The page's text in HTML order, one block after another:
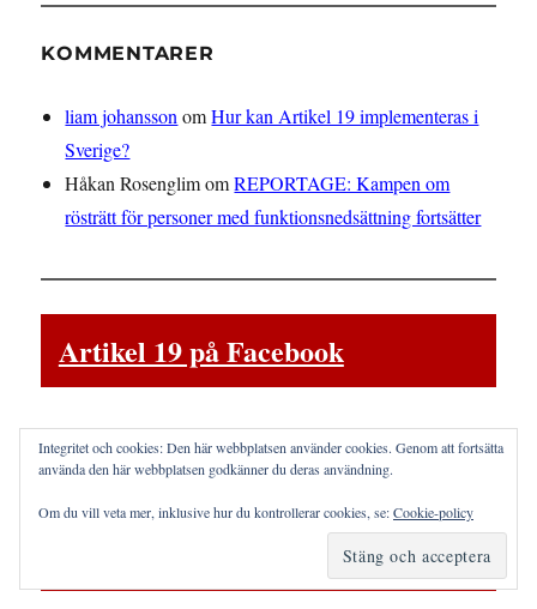
KOMMENTARER
liam johansson omHur kan Artikel 19 implementeras i
Sverige?
Håkan RosenglimomREPORTAGE: Kampen om
rösträtt för personer med funktionsnedsättning fortsätter
Artikel 19 på Facebook
Kunskapsbank om
funktionsdiskriminering
Integritet och cookies: Den här webbplatsen använder cookies. Genom att fortsätta
använda den här webbplatsen godkänner du deras användning.
Om du vill veta mer, inklusive hur du kontrollerar cookies, se:Cookie-policy